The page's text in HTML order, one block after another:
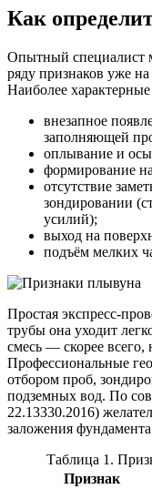
Как
Опытный специалист
ряду признаков уже
Наиболее
внезапное
заполняющей
оплывание и
формирование
отсутствие
зондировании
усилий);
выход на
подъём мелких
Простая экспресс-
трубы она уходит
смесь — скорее всего,
Профессиональные
отбором проб,
подземных вод. По
22.13330.2016)
заложения
Таблица 1.
Признак